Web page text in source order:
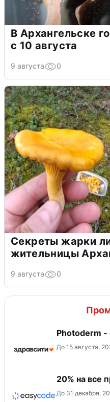
В Архангельске
с 10 августа
9 августа 0
Секреты жарки
жительницы
9 августа 0
Photoderm -
До 15 августа,
20% на все
До 31 декабря,